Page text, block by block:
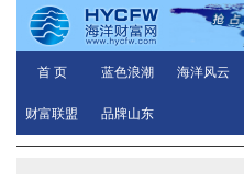
首 页 蓝色浪潮 海洋风云
财富联盟 品牌山东